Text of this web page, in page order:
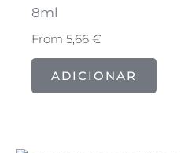
8ml
From5,66€
ADICIONAR